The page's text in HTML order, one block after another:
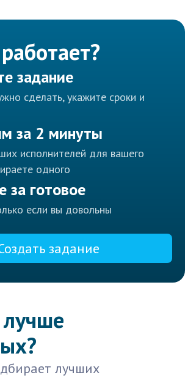
задание
сделать, укажите сроки и
за 2 минуты
исполнителей для вашего
одного
за готовое
если вы довольны
задание
лучших